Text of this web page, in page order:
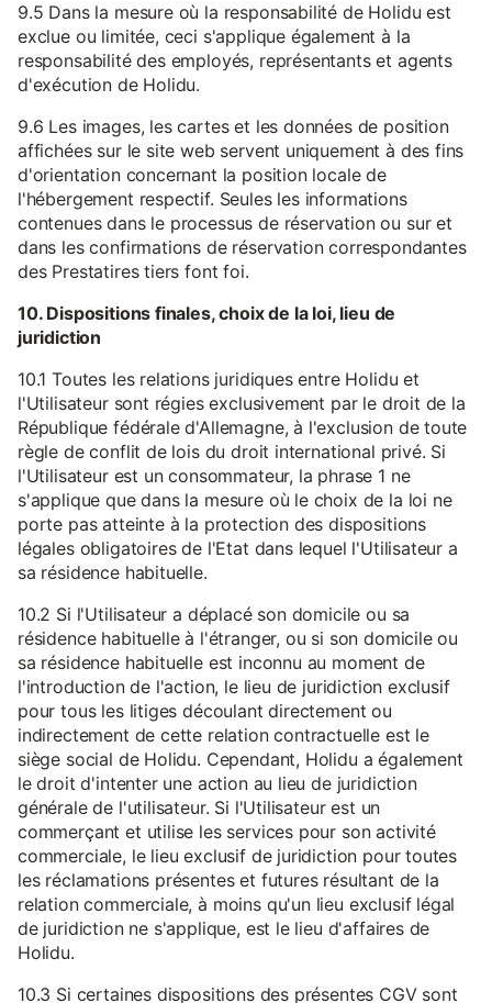
9.5 Dans la mesure où la responsabilité de Holidu est
exclue ou limitée, ceci s'applique également à la
responsabilité des employés, représentants et agents
d'exécution de Holidu.
9.6 Les images, les cartes et les données de position
affichées sur le site web servent uniquement à des fins
d'orientation concernant la position locale de
l'hébergement respectif. Seules les informations
contenues dans le processus de réservation ou sur et
dans les confirmations de réservation correspondantes
des Prestatires tiers font foi.
10. Dispositions finales, choix de la loi, lieu de
juridiction
10.1 Toutes les relations juridiques entre Holidu et
l'Utilisateur sont régies exclusivement par le droit de la
République fédérale d'Allemagne, à l'exclusion de toute
règle de conflit de lois du droit international privé. Si
l'Utilisateur est un consommateur, la phrase 1 ne
s'applique que dans la mesure où le choix de la loi ne
porte pas atteinte à la protection des dispositions
légales obligatoires de l'Etat dans lequel l'Utilisateur a
sa résidence habituelle.
10.2 Si l'Utilisateur a déplacé son domicile ou sa
résidence habituelle à l'étranger, ou si son domicile ou
sa résidence habituelle est inconnu au moment de
l'introduction de l'action, le lieu de juridiction exclusif
pour tous les litiges découlant directement ou
indirectement de cette relation contractuelle est le
siège social de Holidu. Cependant, Holidu a également
le droit d'intenter une action au lieu de juridiction
générale de l'utilisateur. Si l'Utilisateur est un
commerçant et utilise les services pour son activité
commerciale, le lieu exclusif de juridiction pour toutes
les réclamations présentes et futures résultant de la
relation commerciale, à moins qu'un lieu exclusif légal
de juridiction ne s'applique, est le lieu d'affaires de
Holidu.
10.3 Si certaines dispositions des présentes CGV sont